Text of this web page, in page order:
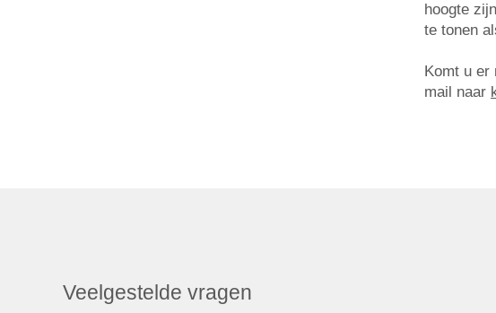
hoogte
te tonen
Komt u er
mail naar
Veelgestelde vragen